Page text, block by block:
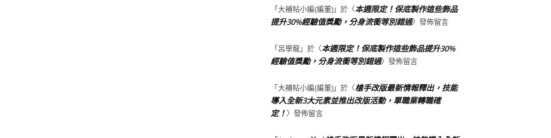
「大補帖小編(編董)」於〈本週限定！保底製作這些飾品
提升30%經驗值獎勵，分身流衝等別錯過〉發佈留言
「呂學龍」於〈本週限定！保底製作這些飾品提升30%
經驗值獎勵，分身流衝等別錯過〉發佈留言
「大補帖小編(編董)」於〈槍手改版最新情報釋出，技能
導入全新3大元素並推出改版活動，單職業轉職確
定！〉發佈留言